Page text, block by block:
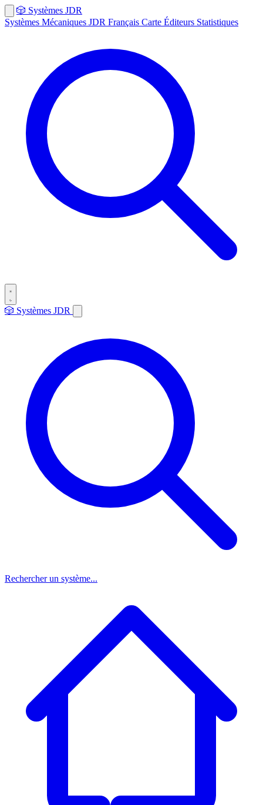
🎲 Systèmes JDR
Systèmes Mécaniques JDR Français Carte Éditeurs Statistiques
🎲 Systèmes JDR
Rechercher un système...